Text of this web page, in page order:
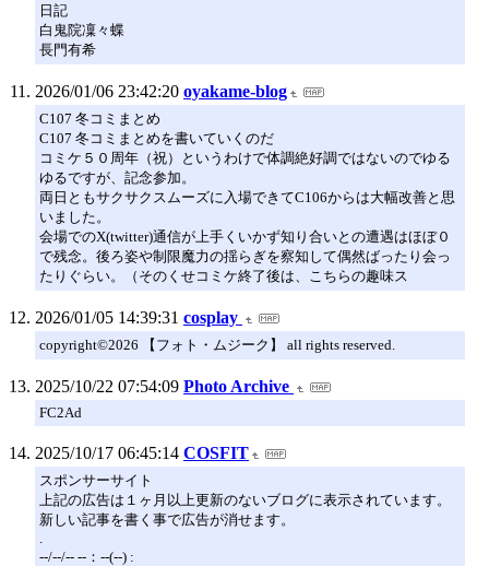
日記
白鬼院凜々蝶
長門有希
2026/01/06 23:42:20 oyakame-blog
C107 冬コミまとめ
C107 冬コミまとめを書いていくのだ
コミケ５０周年（祝）というわけで体調絶好調ではないのでゆる
ゆるですが、記念参加。
両日ともサクサクスムーズに入場できてC106からは大幅改善と思
いました。
会場でのX(twitter)通信が上手くいかず知り合いとの遭遇はほぼ０
で残念。後ろ姿や制限魔力の揺らぎを察知して偶然ばったり会っ
たりぐらい。（そのくせコミケ終了後は、こちらの趣味ス
2026/01/05 14:39:31 cosplay
copyright©2026 【フォト・ムジーク】 all rights reserved.
2025/10/22 07:54:09 Photo Archive
FC2Ad
2025/10/17 06:45:14 COSFIT
スポンサーサイト
上記の広告は１ヶ月以上更新のないブログに表示されています。
新しい記事を書く事で広告が消せます。
--/--/-- --：--(--) :